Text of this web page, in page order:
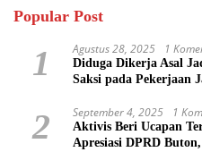
Popular Post
1 Agustus 28, 2025 1
Diduga Dikerja Asal
Saksi pada Pekerjaan
2 September 4, 2025 1
Aktivis Beri Ucapan
Apresiasi DPRD